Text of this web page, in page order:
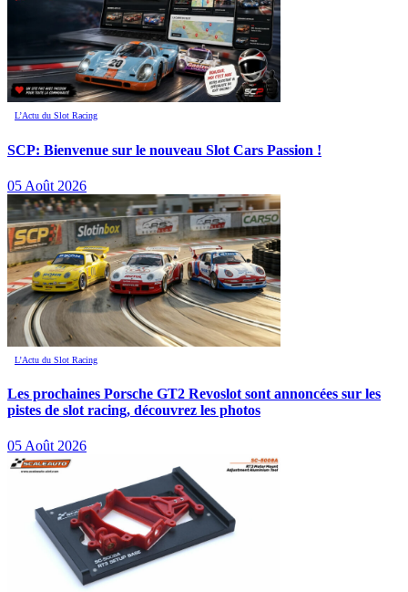
L’Actu du Slot Racing
SCP: Bienvenue sur le nouveau Slot Cars Passion !
05 Août 2026
L’Actu du Slot Racing
Les prochaines Porsche GT2 Revoslot sont annoncées sur les
pistes de slot racing, découvrez les photos
05 Août 2026